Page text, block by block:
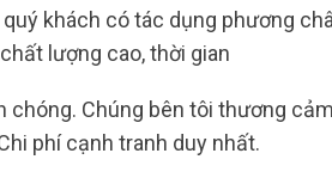
khách có tác dụng phương
lượng cao, thời gian
chóng. Chúng bên tôi thương
phí cạnh tranh duy nhất.